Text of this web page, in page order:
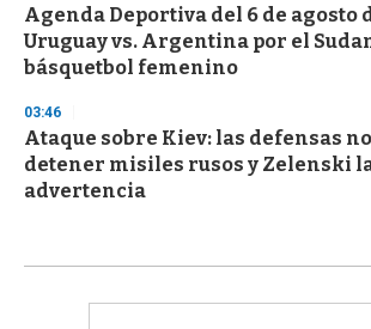
Agenda Deportiva del 6 de agosto
Uruguay vs. Argentina por el
básquetbol femenino
03:46
Ataque sobre Kiev: las defensas
detener misiles rusos y Zelenski
advertencia